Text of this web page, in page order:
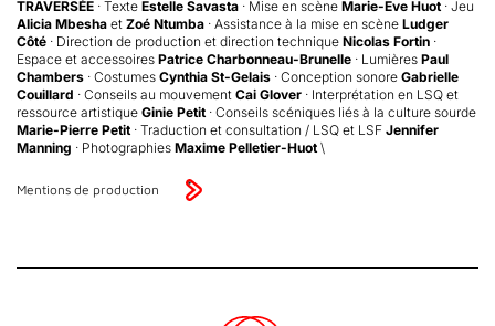
TRAVERSÉE · Texte Estelle Savasta · Mise en scène Marie-Eve Huot· Jeu
Alicia Mbesha et Zoé Ntumba · Assistance à la mise en scène Ludger
Côté · Direction de production et direction technique Nicolas Fortin ·
Espace et accessoires Patrice Charbonneau-Brunelle · Lumières Paul
Chambers · Costumes Cynthia St-Gelais · Conception sonore Gabrielle
Couillard · Conseils au mouvement Cai Glover · Interprétation en LSQ et
ressource artistique Ginie Petit· Conseils scéniques liés à la culture sourde
Marie-Pierre Petit· Traduction et consultation / LSQ et LSF Jennifer
Manning · Photographies Maxime Pelletier-Huot\
Mentions de production